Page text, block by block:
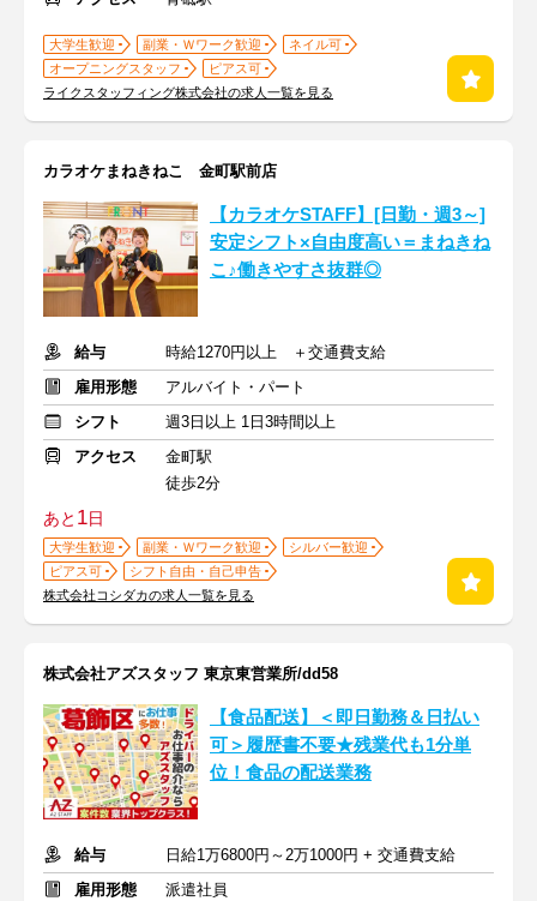
大学生歓迎 副業・Ｗワーク歓迎
ネイル可
オープニングスタッフ
ピアス可
ライクスタッフィング株式会社の求人一覧を見る
カラオケまねきねこ 金町駅前店
【カラオケSTAFF】[日勤・週3～]
安定シフト×自由度高い＝まねきね
こ♪働きやすさ抜群◎
給与
時給1270円以上 ＋交通費支給
雇用形態
アルバイト・パート
シフト
週3日以上 1日3時間以上
アクセス
金町駅
徒歩2分
あと 1日
大学生歓迎 副業・Ｗワーク歓迎
シルバー歓迎
ピアス可
シフト自由・自己申告
株式会社コシダカの求人一覧を見る
株式会社アズスタッフ 東京東営業所/dd58
【食品配送】＜即日勤務＆日払い
可＞履歴書不要★残業代も1分単
位！食品の配送業務
給与
日給1万6800円～2万1000円 + 交通費支給
雇用形態
派遣社員